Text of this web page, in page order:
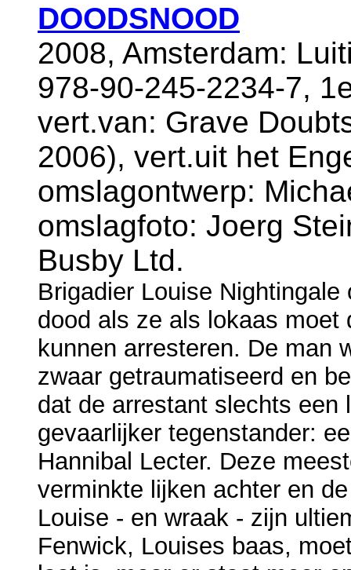
DOODSNOOD
2008, Amsterdam:
978-90-245-2234-7,
vert.van: Grave
2006), vert.uit het
omslagontwerp:
omslagfoto: Joerg
Busby Ltd.
Brigadier Louise
dood als ze als lokaas moet
kunnen arresteren. De man
zwaar getraumatiseerd en
dat de arrestant slechts een
gevaarlijker tegenstander:
Hannibal Lecter. Deze
verminkte lijken achter en
Louise - en wraak - zijn
Fenwick, Louises baas,